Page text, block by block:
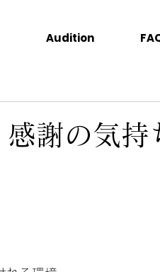
Audition
感謝の気